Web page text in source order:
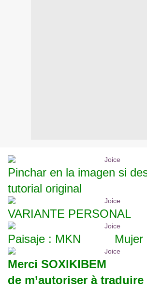
Pinchar en la imagen si
tutorial original
VARIANTE PERSONAL
Paisaje : MKN Mujer :
Merci SOXIKIBEM
de m’autoriser à traduire